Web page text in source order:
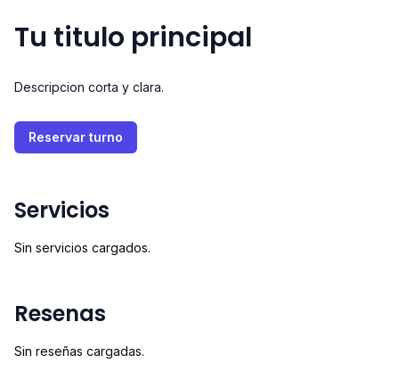
Tu titulo principal
Descripcion corta y clara.
Reservar turno
Servicios
Sin servicios cargados.
Resenas
Sin reseñas cargadas.